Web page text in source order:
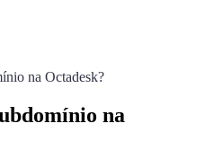
na Octadesk?
na